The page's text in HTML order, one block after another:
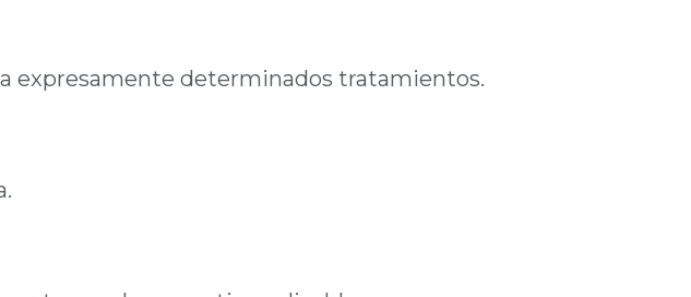
expresamente determinados tratamientos.